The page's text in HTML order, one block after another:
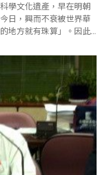
學文化遺產，早在明朝
日，興而不衰被世界華
地方就有珠算」。因此
術記遺＞一書中就已提
統珠算，加減用一上
用九..